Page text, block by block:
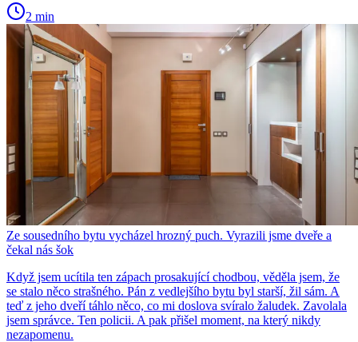
2 min
Ze sousedního bytu vycházel hrozný puch. Vyrazili jsme dveře a
čekal nás šok
Když jsem ucítila ten zápach prosakující chodbou, věděla jsem, že
se stalo něco strašného. Pán z vedlejšího bytu byl starší, žil sám. A
teď z jeho dveří táhlo něco, co mi doslova svíralo žaludek. Zavolala
jsem správce. Ten policii. A pak přišel moment, na který nikdy
nezapomenu.